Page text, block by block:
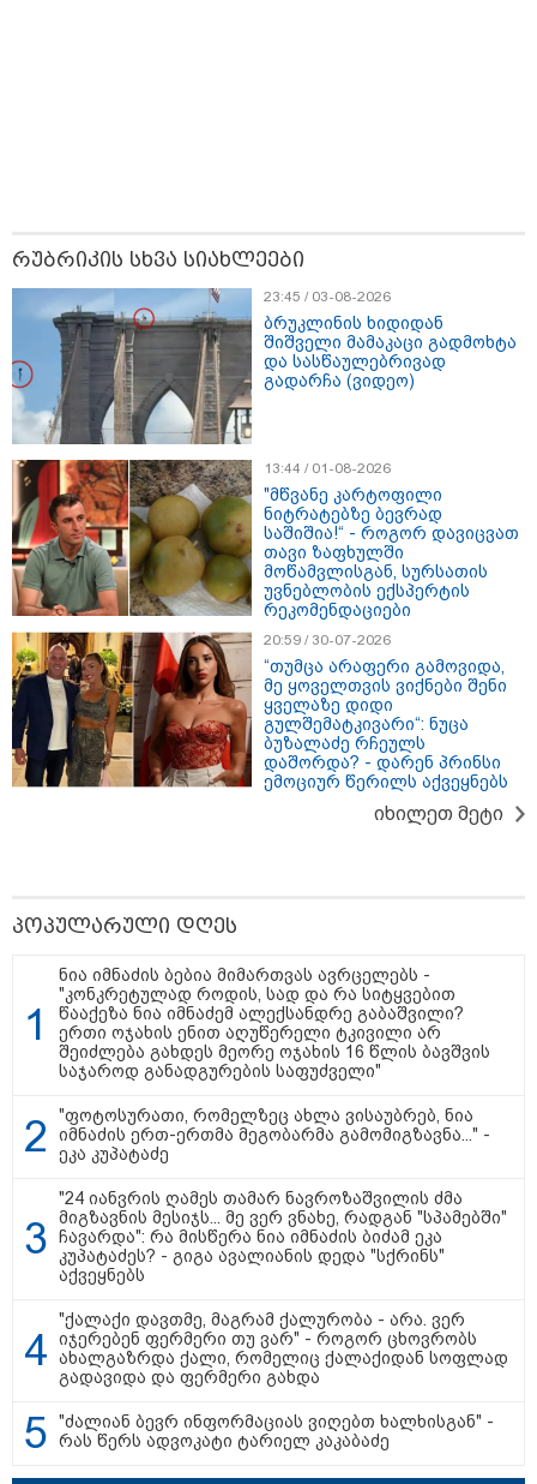
17:32 / 09-08-2026
კიდევ ერთ დაკარგულს ოჯახი 10 წელია ეძებს - რას
ამბობს 26 წლის ახალაგაზრდის დედა?
17:12 / 09-08-2026
უნცია ოქრო დღიურად 101
დოლარით გაძვირდა - რა ღირს
გრამი საქართველოში?
ურჩევს იურისტი "სფერო
13:36 / 09-08-2026
24 წლის ფეხბურთელს თამაშის
დროს ელვამ დაარტყა,
დაშავდა 12 ადამიანი -
ვრცელდება ტრაგიკული
ტაილანდიდან
"ვერასდროს ვიფიქრებდი, რომ
ჩვენი ცხოვრება შენთან ერთად
ასეთ არარომანტიკულ ფაზაში
შევიდოდა" - თეონა კონტრიძე
თბილისი - ანტალია 772.00
ლარიდან
რუბრიკის სხვა სიახლეები
23:45 / 03-08-2026
ბრუკლინის ხიდიდან
შიშველი მამაკაცი გადმოხტა
და სასწაულებრივად
გადარჩა (ვიდეო)
13:44 / 01-08-2026
"მწვანე კარტოფილი
ნიტრატებზე ბევრად
საშიშია!“ - როგორ დავიცვათ
თავი ზაფხულში
მოწამვლისგან, სურსათის
უვნებლობის ექსპერტის
რეკომენდაციები
20:59 / 30-07-2026
“თუმცა არაფერი გამოვიდა,
მე ყოველთვის ვიქნები შენი
ყველაზე დიდი
გულშემატკივარი“: ნუცა
ბუზალაძე რჩეულს
დაშორდა? - დარენ პრინსი
ემოციურ წერილს აქვეყნებს
იხილეთ მეტი
პოპულარული დღეს
ნია იმნაძის ბებია მიმართვას ავრცელებს -
"კონკრეტულად როდის, სად და რა სიტყვებით
წააქეზა ნია იმნაძემ ალექსანდრე გაბაშვილი?
ერთი ოჯახის ენით აღუწერელი ტკივილი არ
შეიძლება გახდეს მეორე ოჯახის 16 წლის ბავშვის
საჯაროდ განადგურების საფუძველი"
"ფოტოსურათი, რომელზეც ახლა ვისაუბრებ, ნია
იმნაძის ერთ-ერთმა მეგობარმა გამომიგზავნა..." -
ეკა კუპატაძე
"24 იანვრის ღამეს თამარ ნავროზაშვილის ძმა
მიგზავნის მესიჯს... მე ვერ ვნახე, რადგან "სპამებში"
ჩავარდა": რა მისწერა ნია იმნაძის ბიძამ ეკა
კუპატაძეს? - გიგა ავალიანის დედა "სქრინს"
აქვეყნებს
"ქალაქი დავთმე, მაგრამ ქალურობა - არა. ვერ
იჯერებენ ფერმერი თუ ვარ" - როგორ ცხოვრობს
ახალგაზრდა ქალი, რომელიც ქალაქიდან სოფლად
გადავიდა და ფერმერი გახდა
"ძალიან ბევრ ინფორმაციას ვიღებთ ხალხისგან" -
რას წერს ადვოკატი ტარიელ კაკაბაძე